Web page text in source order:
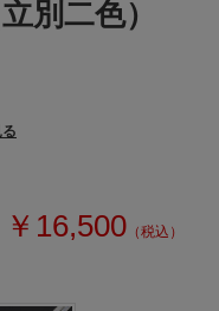
別二色）
￥16,500 （税込）